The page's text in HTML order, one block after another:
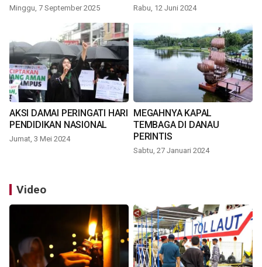
Minggu, 7 September 2025 Rabu, 12 Juni 2024
AKSI DAMAI PERINGATI HARI
PENDIDIKAN NASIONAL
Jumat, 3 Mei 2024
MEGAHNYA KAPAL
TEMBAGA DI DANAU
PERINTIS
Sabtu, 27 Januari 2024
Video